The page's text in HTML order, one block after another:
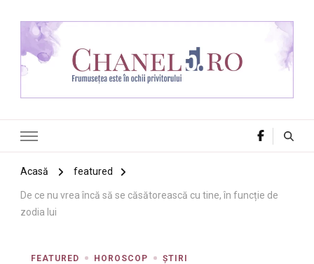
Acasă featured
De ce nu vrea încă să se căsătorească cu tine, în funcție de
zodia lui
FEATURED HOROSCOP ȘTIRI